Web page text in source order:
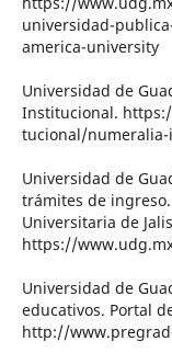
universidad-
america-university
Universidad de
Institucional.
tucional/
Universidad de
trámites de
Universitaria de
https://
Universidad de
educativos. Portal
http://